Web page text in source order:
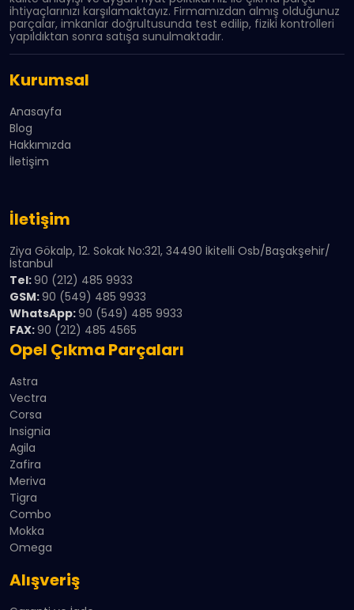
ihtiyaçlarınızı karşılamaktayız. Firmamızdan almış olduğunuz
parçalar, imkanlar doğrultusunda test edilip, fiziki kontrolleri
yapıldıktan sonra satışa sunulmaktadır.
Kurumsal
Anasayfa
Blog
Hakkımızda
İletişim
İletişim
Ziya Gökalp, 12. Sokak No:321, 34490 İkitelli Osb/Başakşehir/
İstanbul
Tel:90 (212) 485 9933
GSM:90 (549) 485 9933
WhatsApp:90 (549) 485 9933
FAX:90 (212) 485 4565
Opel Çıkma Parçaları
Astra
Vectra
Corsa
Insignia
Agila
Zafira
Meriva
Tigra
Combo
Mokka
Omega
Alışveriş